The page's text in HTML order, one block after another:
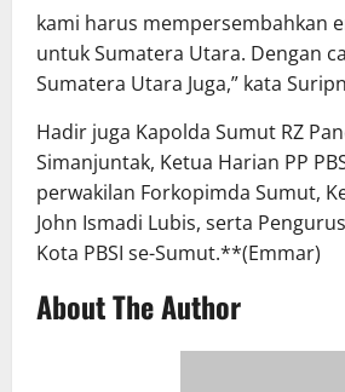
kami harus mempersembahkan
untuk Sumatera Utara. Dengan
Sumatera Utara Juga,” kata
Hadir juga Kapolda Sumut RZ
Simanjuntak, Ketua Harian PP
perwakilan Forkopimda Sumut,
John Ismadi Lubis, serta
Kota PBSI se-Sumut.**(Emmar)
About The Author